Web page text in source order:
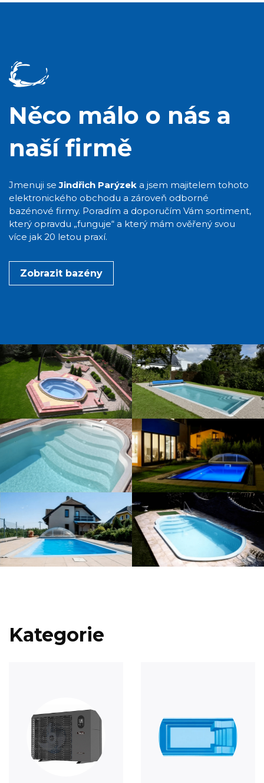
Něco málo o nás a
naší firmě
Jmenuji seJindřich Parýzek a jsem majitelem tohoto
elektronického obchodu a zároveň odborné
bazénové firmy. Poradím a doporučím Vám sortiment,
který opravdu „funguje“ a který mám ověřený svou
více jak 20 letou praxí.
Zobrazit bazény
Kategorie